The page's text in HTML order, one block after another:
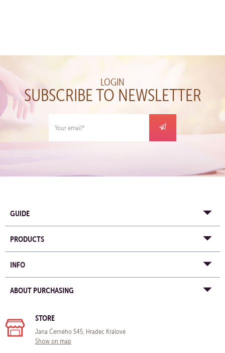
LOGIN
SUBSCRIBE TO NEWSLETTER
GUIDE
PRODUCTS
INFO
ABOUT PURCHASING
STORE
Jana Černého 545, Hradec Králové
Show on map